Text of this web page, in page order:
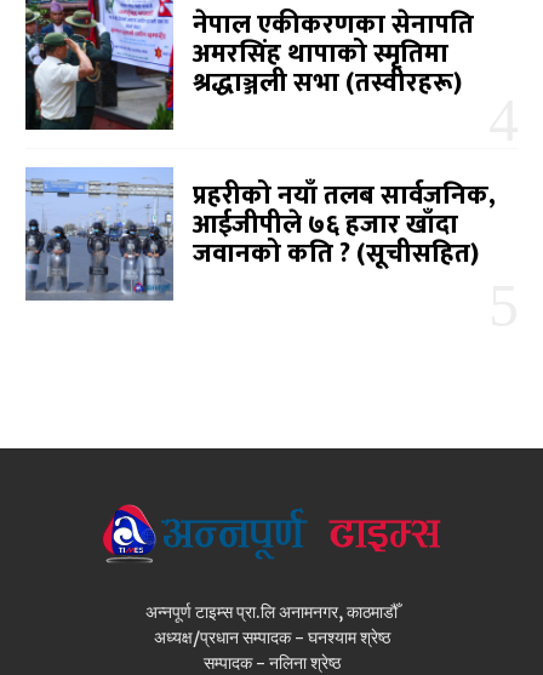
नेपाल एकीकरणका सेनापति
अमरसिंह थापाको स्मृतिमा
श्रद्धाञ्जली सभा (तस्वीरहरू)
प्रहरीको नयाँ तलब सार्वजनिक,
आईजीपीले ७६ हजार खाँदा
जवानको कति ? (सूचीसहित)
अन्नपूर्ण टाइम्स प्रा.लि अनामनगर, काठमाडौँ
अध्यक्ष/प्रधान सम्पादक - घनश्याम श्रेष्ठ
सम्पादक - नलिना श्रेष्ठ